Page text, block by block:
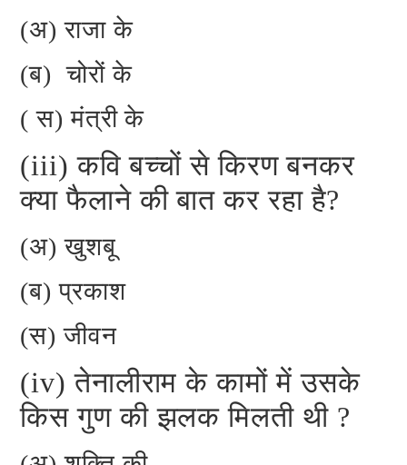
(अ) राजा के
(ब) चोरों के
( स) मंत्री के
(iii) कवि बच्चों से किरण बनकर
क्या फैलाने की बात कर रहा है?
(अ) खुशबू
(ब) प्रकाश
(स) जीवन
(iv) तेनालीराम के कामों में उसके
किस गुण की झलक मिलती थी ?